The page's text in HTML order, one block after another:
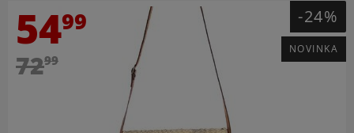
5499
7299
-24%
NOVINKA